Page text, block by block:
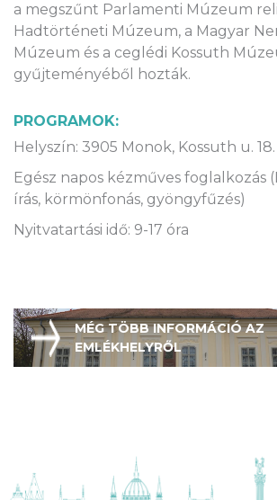
a megszűnt Parlamenti Múzeum
Hadtörténeti Múzeum, a Magyar
Múzeum és a ceglédi Kossuth
gyűjteményéből hozták.
PROGRAMOK:
Helyszín: 3905 Monok, Kossuth u. 18.
Egész napos kézműves foglalkozás
írás, körmönfonás, gyöngyfűzés)
Nyitvatartási idő: 9-17 óra
MÉG TÖBB INFORMÁCIÓ AZ
EMLÉKHELYRŐL